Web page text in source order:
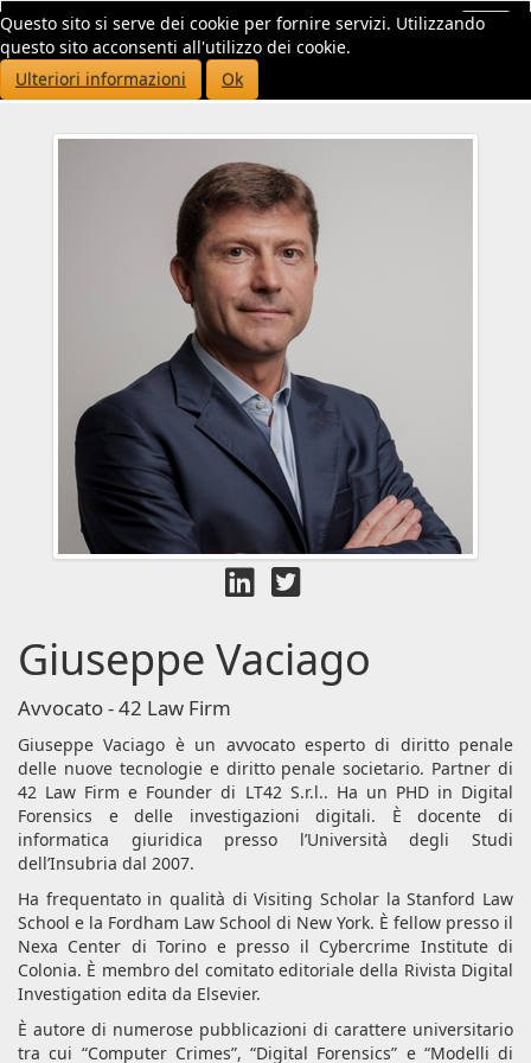
Questo sito si serve dei cookie per fornire servizi. Utilizzando
questo sito acconsenti all'utilizzo dei cookie.
Ulteriori informazioni
Ok
Giuseppe Vaciago
Avvocato - 42 Law Firm
Giuseppe Vaciago è un avvocato esperto di diritto penale
delle nuove tecnologie e diritto penale societario. Partner di
42 Law Firm e Founder di LT42 S.r.l.. Ha un PHD in Digital
Forensics e delle investigazioni digitali. È docente di
informatica giuridica presso l’Università degli Studi
dell’Insubria dal 2007.
Ha frequentato in qualità di Visiting Scholar la Stanford Law
School e la Fordham Law School di New York. È fellow presso il
Nexa Center di Torino e presso il Cybercrime Institute di
Colonia. È membro del comitato editoriale della Rivista Digital
Investigation edita da Elsevier.
È autore di numerose pubblicazioni di carattere universitario
tra cui “Computer Crimes”, “Digital Forensics” e “Modelli di